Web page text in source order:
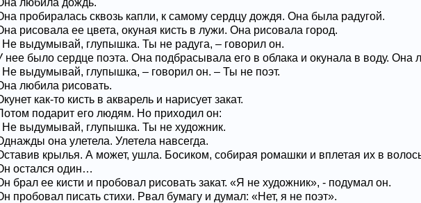
пробиралась сквозь капли, к самому сердцу дождя. Она была радугой.
рисовала ее цвета, окуная кисть в лужи. Она рисовала город.
Не выдумывай, глупышка. Ты не радуга, – говорил он.
нее было сердце поэта. Она подбрасывала его в облака и окунала в воду.
Не выдумывай, глупышка, – говорил он. – Ты не поэт.
любила рисовать.
как-то кисть в акварель и нарисует закат.
подарит его людям. Но приходил он:
Не выдумывай, глупышка. Ты не художник.
она улетела. Улетела навсегда.
крылья. А может, ушла. Босиком, собирая ромашки и вплетая их в
остался один…
брал ее кисти и пробовал рисовать закат. «Я не художник», - подумал он.
пробовал писать стихи. Рвал бумагу и думал: «Нет, я не поэт».